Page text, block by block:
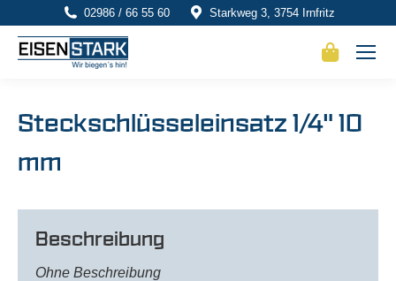
02986 / 66 55 60 Starkweg 3, 3754 Irnfritz
Steckschlüsseleinsatz 1/4" 10
mm
Beschreibung
Ohne Beschreibung